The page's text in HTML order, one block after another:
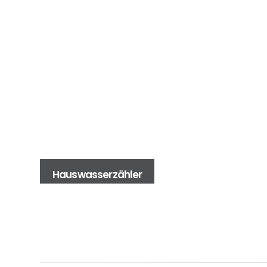
Hauswasserzähler